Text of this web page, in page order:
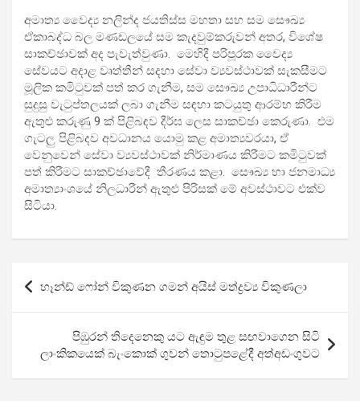
අමාත්‍ය වෛද්‍ය නලින්ද ජයතිස්ස මහතා සහ සම සෞඛ්‍ය
ඒකාබද්ධ බල මණඩලයේ සම කැදවුම්කරුවන් අතර, විශේෂ
සාකච්ඡාවක් අද පැවැත්වුණා. මෙහිදී පරිපූරක වෛද්‍ය
සේවයට අදාළ වෘත්තීන් සදහා සේවා ව්‍යවස්ථාවක් සැකසීමට
මූලික කමිටුවක් පත් කර ගැනීම, සම සෞඛ්‍ය උපාධිධාරීන්ට
සුදුසු වැටුප්තලයක් ලබා ගැනීම සඳහා කටයුතු ආරම්භ කිරීම
ඇතුළු කරුණු 9 ක් පිළිබඳව දීර්ඝ ලෙස සාකච්ඡා කෙරුණා. එම
ගැටලු පිළිබදව අවධානය යොමු කළ අමාත්‍යවරයා, ඒ
වෙනුවෙන් සේවා ව්‍යවස්ථාවක් නිර්මාණය කිරීමට කමිටුවක්
පත් කිරීමට සාකච්ඡාවේදී තීරණය කළා. සෞඛ්‍ය හා ජනමාධ්‍ය
අමාත්‍යාංශයේ නිලධාරීන් ඇතුළු පිරිසක් මේ අවස්ථාවට එක්ව
සිටියා.
Post
navigation
හෑන්ඩ් ෆෝන් විකුණන ගමන් අයිස් මත්ද්‍රව්‍ය විකුණලා
පිඹුරන් තිදෙනෙකු යට ඇඳුම තුළ සඟවාගෙන සිටි
ලාංකිකයෙක් බැංකොක් ගුවන් තොටුපළේදී අත්අඩංගුවට